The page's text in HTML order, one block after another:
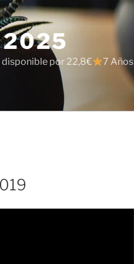
2025
disponible por 22,8€
7 Años